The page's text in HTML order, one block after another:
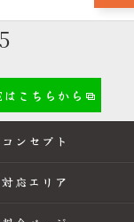
こちらから
コンセプト
対応エリア